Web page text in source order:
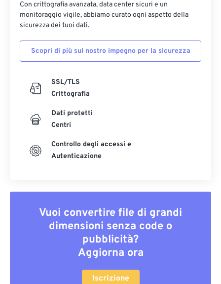
Con crittografia avanzata, data center sicuri e un
monitoraggio vigile, abbiamo curato ogni aspetto della
sicurezza dei tuoi dati.
Scopri di più sul nostro impegno per la sicurezza
SSL/TLS
Crittografia
Dati protetti
Centri
Controllo degli accessi e
Autenticazione
Vuoi convertire file di grandi
dimensioni senza code o
pubblicità?
Aggiorna ora
Iscrizione